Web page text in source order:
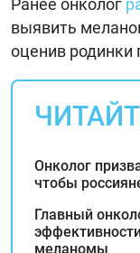
Ранее онколог
выявить
оценив родинки
Онколог
чтобы
Главный
меланомы